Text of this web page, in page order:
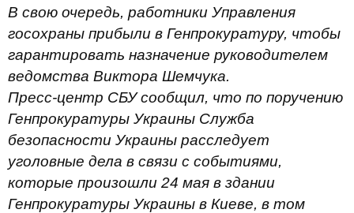
В свою очередь, работники Управления
госохраны прибыли в Генпрокуратуру, чтобы
гарантировать назначение руководителем
ведомства Виктора Шемчука.
Пресс-центр СБУ сообщил, что по поручению
Генпрокуратуры Украины Служба
безопасности Украины расследует
уголовные дела в связи с событиями,
которые произошли 24 мая в здании
Генпрокуратуры Украины в Киеве, в том